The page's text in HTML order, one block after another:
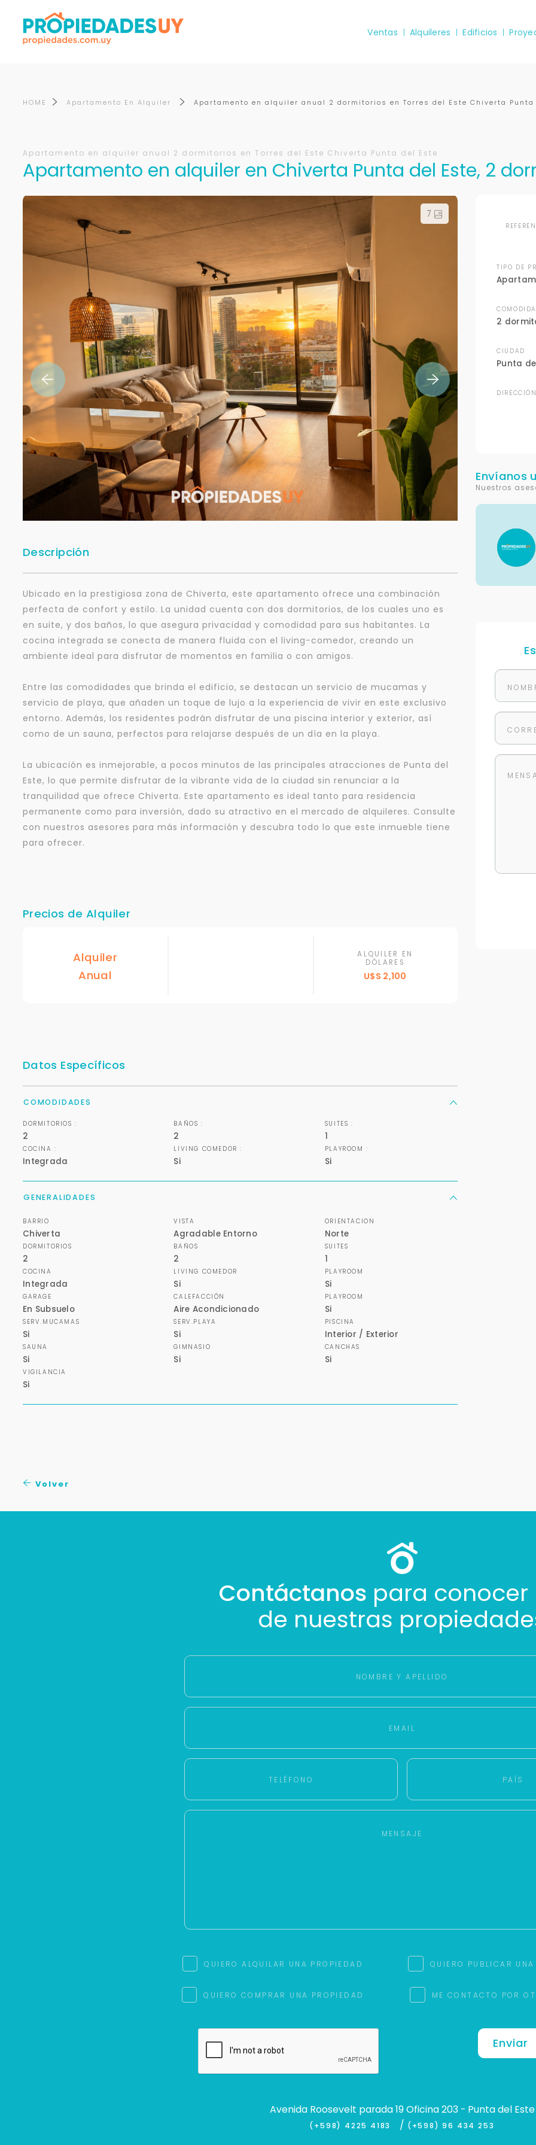
Ventas Alquileres Edificios
HOME Apartamento En Alquiler Apartamento en alquiler anual 2 dormitorios en Torres del Este Chiverta
Apartamento en alquiler anual 2 dormitorios en Torres del Este Chiverta Punta del Este
Apartamento en alquiler en Chiverta Punta del Este, 2
7
Descripción
Ubicado en la prestigiosa zona de Chiverta, este apartamento ofrece una combinación
perfecta de confort y estilo. La unidad cuenta con dos dormitorios, de los cuales uno es
en suite, y dos baños, lo que asegura privacidad y comodidad para sus habitantes. La
cocina integrada se conecta de manera fluida con el living-comedor, creando un
ambiente ideal para disfrutar de momentos en familia o con amigos.
Entre las comodidades que brinda el edificio, se destacan un servicio de mucamas y
servicio de playa, que añaden un toque de lujo a la experiencia de vivir en este exclusivo
entorno. Además, los residentes podrán disfrutar de una piscina interior y exterior, así
como de un sauna, perfectos para relajarse después de un día en la playa.
La ubicación es inmejorable, a pocos minutos de las principales atracciones de Punta del
Este, lo que permite disfrutar de la vibrante vida de la ciudad sin renunciar a la
tranquilidad que ofrece Chiverta. Este apartamento es ideal tanto para residencia
permanente como para inversión, dado su atractivo en el mercado de alquileres. Consulte
con nuestros asesores para más información y descubra todo lo que este inmueble tiene
para ofrecer.
Precios de Alquiler
Alquiler
Anual
ALQUILER EN
DÓLARES
U$S 2,100
Datos Específicos
COMODIDADES
DORMITORIOS :
2
BAÑOS :
2
SUITES :
1
COCINA :
Integrada
LIVING COMEDOR :
Si
PLAYROOM :
Si
GENERALIDADES
BARRIO
Chiverta
VISTA
Agradable Entorno
ORIENTACION
Norte
DORMITORIOS
2
BAÑOS
2
SUITES
1
COCINA
Integrada
LIVING COMEDOR
Si
PLAYROOM
Si
GARAGE
En Subsuelo
CALEFACCIÓN
Aire Acondicionado
PLAYROOM
Si
SERV.MUCAMAS
Si
SERV.PLAYA
Si
PISCINA
Interior / Exterior
SAUNA
Si
GIMNASIO
Si
CANCHAS
Si
VIGILANCIA
Si
TIPO DE
2
CIUDAD
Punta
Envíanos
Nuestros
Volver
Contáctanos para conocer
de nuestras
QUIERO ALQUILAR UNA PROPIEDAD QUIERO PUBLICAR
QUIERO COMPRAR UNA PROPIEDAD ME CONTACTO POR
Enviar
Avenida Roosevelt parada 19 Oficina 203 - Punta del Este
(+598) 4225 4183 / (+598) 96 434 253
Tu nombre *
Tu WhatsApp *
Uso exclusivo
Buscamos darte la mejor experiencia.
Con estos datos podemos responderte mejor y más rápido.